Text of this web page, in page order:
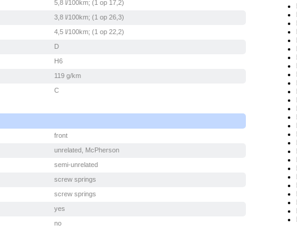
5,8 l/100km; (1 op 17,2)
3,8 l/100km; (1 op 26,3)
4,5 l/100km; (1 op 22,2)
D
H6
119 g/km
C
front
unrelated, McPherson
semi-unrelated
screw springs
screw springs
yes
no